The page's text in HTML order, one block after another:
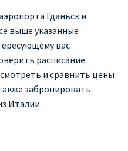
Гданьск и
выше указанные
вас
расписание
и сравнить цены
забронировать
Италии.